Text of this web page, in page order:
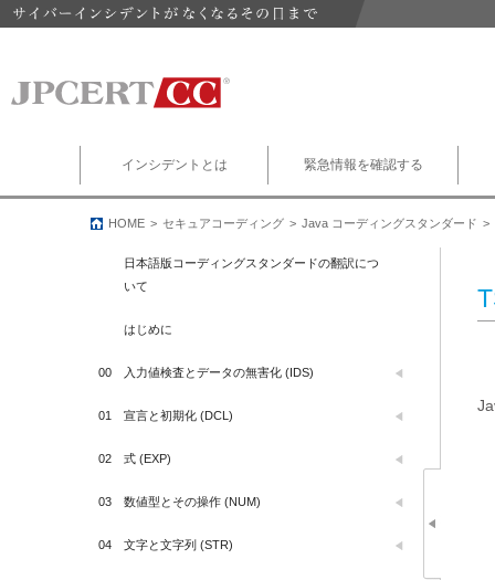
インシデントとは 緊急情報を確認する
HOME セキュアコーディング Java コーディングスタンダード
日本語版コーディングスタンダードの翻訳につ
いて
はじめに
00 入力値検査とデータの無害化 (IDS)
01 宣言と初期化 (DCL)
02 式 (EXP)
03 数値型とその操作 (NUM)
04 文字と文字列 (STR)